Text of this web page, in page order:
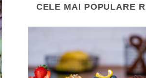
CELE MAI POPULARE